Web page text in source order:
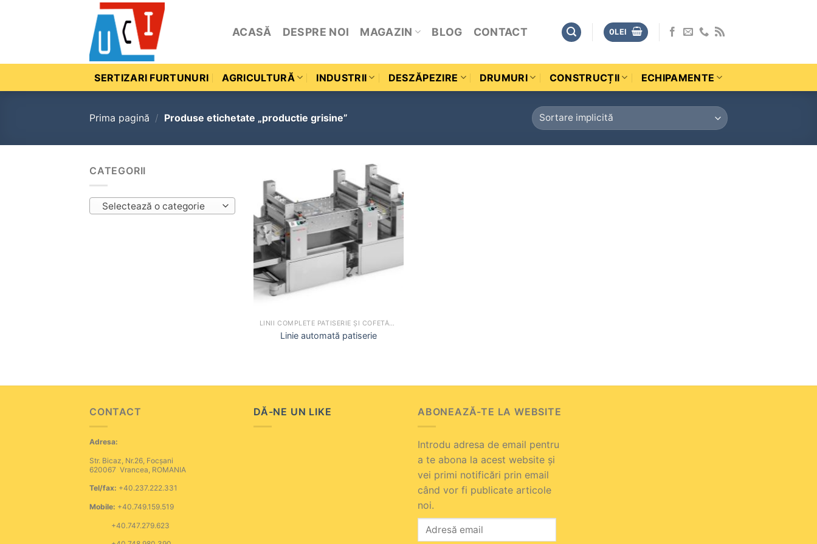
ACASĂ DESPRE NOI MAGAZIN BLOG CONTACT 0LEI
SERTIZARI FURTUNURI AGRICULTURĂ INDUSTRII DESZĂPEZIRE DRUMURI CONSTRUCȚII ECHIPAMENTE
Prima pagină / Produse etichetate „productie grisine”
CATEGORII
Selectează o categorie
Add to
wishlist
LINII COMPLETE PATISERIE ȘI COFETĂRIE
Linie automată patiserie
CONTACT
Adresa:
Str. Bicaz, Nr.26, Focșani
620067 Vrancea, ROMANIA
Tel/fax: +40.237.222.331
Mobile: +40.749.159.519
+40.747.279.623
DĂ-NE UN LIKE ABONEAZĂ-TE LA WEBSITE
Introdu adresa de email pentru
a te abona la acest website și
vei primi notificări prin email
când vor fi publicate articole
noi.
Adresă